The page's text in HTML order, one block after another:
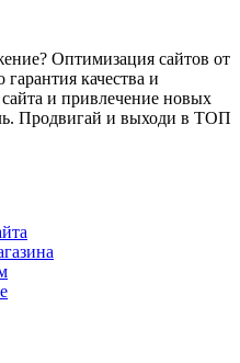
Оптимизация сайтов от
гарантия качества и
сайта и привлечение новых
Продвигай и выходи в ТОП